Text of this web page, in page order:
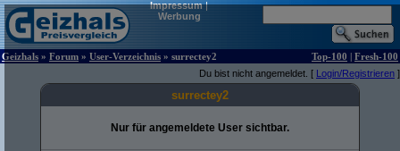
Impressum|
Werbung
Geizhals » Forum » User-Verzeichnis » surrectey2 Top-100 | Fresh-100
Du bist nicht angemeldet. [ Login/Registrieren ]
surrectey2
Nur für angemeldete User sichtbar.